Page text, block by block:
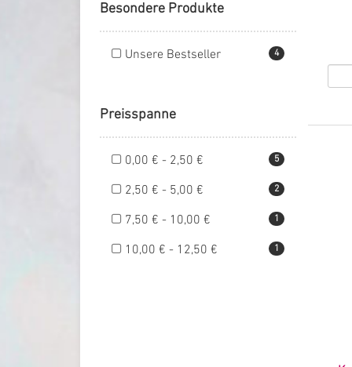
Besondere Produkte
4
Unsere Bestseller
Preisspanne
5
0,00 € - 2,50 €
2
2,50 € - 5,00 €
1
7,50 € - 10,00 €
1
10,00 € - 12,50 €